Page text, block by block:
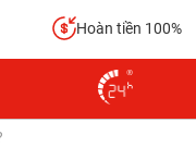
Hoàn tiền 100%